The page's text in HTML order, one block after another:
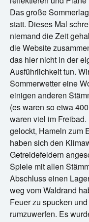
Das große
statt. Dieses Mal
niemand die Zeit
die Website
das hier nicht in der
Ausführlichkeit tun.
Sommerwetter eine
einigen anderen
(es waren so etwa
waren viel im
gelockt, Hameln zum
haben sich den
Getreidefeldern
Spiele mit allen
Abschluss einen
weg vom Waldrand
Feuer zu spucken
rumzuwerfen. Es